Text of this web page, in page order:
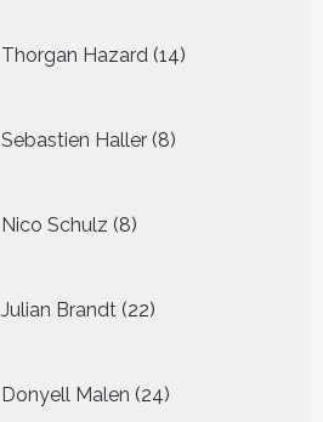
Thorgan Hazard 14
producten
Sebastien Haller 8
producten
Nico Schulz 8
producten
Julian Brandt 22
producten
Donyell Malen 24
producten